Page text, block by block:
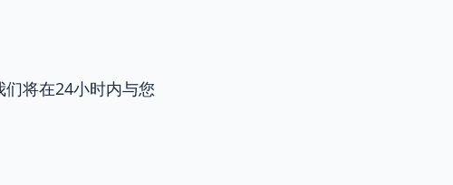
将在24小时内与您